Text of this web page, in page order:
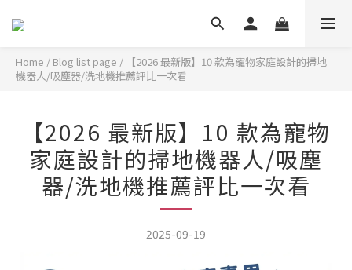
Home / Blog list page /
【2026 最新版】10 款為寵物家庭設計的掃地
機器人/吸塵器/洗地機推薦評比一次看
【2026 最新版】10 款為寵物
家庭設計的掃地機器人/吸塵
器/洗地機推薦評比一次看
2025-09-19